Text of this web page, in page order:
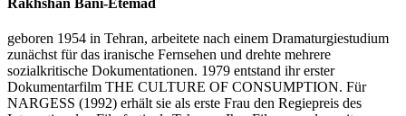
Rakhshan Bani-Etemad
geboren 1954 in Tehran, arbeitete nach einem Dramaturgiestudium
zunächst für das iranische Fernsehen und drehte mehrere
sozialkritische Dokumentationen. 1979 entstand ihr erster
Dokumentarfilm THE CULTURE OF CONSUMPTION. Für
NARGESS (1992) erhält sie als erste Frau den Regiepreis des